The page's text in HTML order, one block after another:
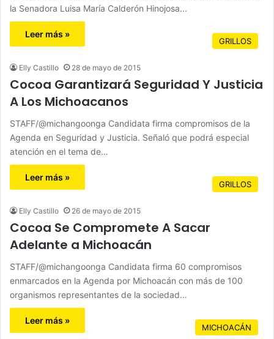
la Senadora Luisa María Calderón Hinojosa...
Leer más »
GRILLOS
Elly Castillo 28 de mayo de 2015
Cocoa Garantizará Seguridad Y Justicia
A Los Michoacanos
STAFF/@michangoonga Candidata firma compromisos de la
Agenda en Seguridad y Justicia. Señaló que podrá especial
atención en el tema de…
Leer más »
GRILLOS
Elly Castillo 26 de mayo de 2015
Cocoa Se Compromete A Sacar
Adelante a Michoacán
STAFF/@michangoonga Candidata firma 60 compromisos
enmarcados en la Agenda por Michoacán con más de 100
organismos representantes de la sociedad…
Leer más »
MICHOACÁN